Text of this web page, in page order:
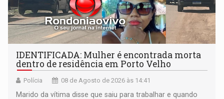
IDENTIFICADA: Mulher é encontrada morta
dentro de residência em Porto Velho
Polícia 08 de Agosto de 2026 às 14:41
Marido da vítima disse que saiu para trabalhar e quando